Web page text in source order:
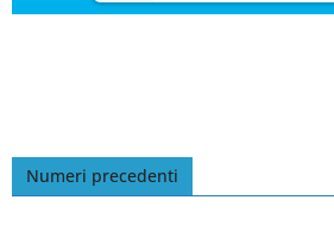
Numeri precedenti